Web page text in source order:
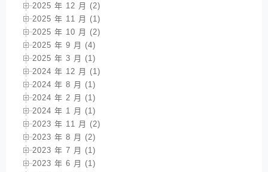
2025 年 12 月 (2)
2025 年 11 月 (1)
2025 年 10 月 (2)
2025 年 9 月 (4)
2025 年 3 月 (1)
2024 年 12 月 (1)
2024 年 8 月 (1)
2024 年 2 月 (1)
2024 年 1 月 (1)
2023 年 11 月 (2)
2023 年 8 月 (2)
2023 年 7 月 (1)
2023 年 6 月 (1)